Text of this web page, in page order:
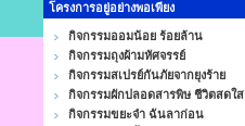
โครงการอยู่อย่างพอเพียง
กิจกรรมออมน้อย ร้อยล้าน
กิจกรรมถุงผ้ามหัศจรรย์
กิจกรรมสเปรย์กันภัยจากยุงร้าย
กิจกรรมผักปลอดสารพิษ ชีวิตสดใส
กิจกรรมขยะจ๋า ฉันลาก่อน